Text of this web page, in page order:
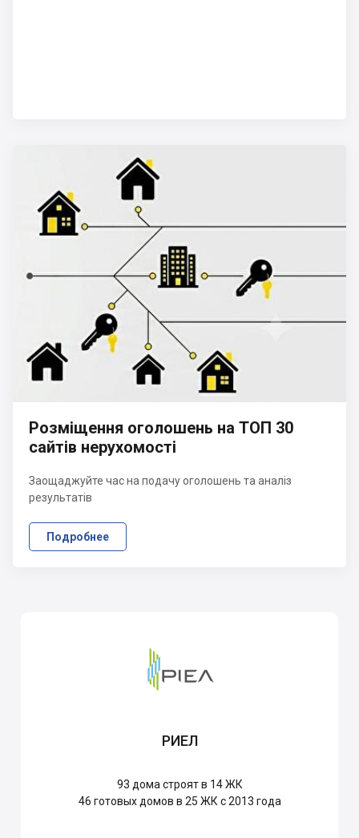
Розміщення оголошень на ТОП 30
сайтів нерухомості
Заощаджуйте час на подачу оголошень та аналіз
результатів
Подробнее
РИЕЛ
93 дома строят в 14 ЖК
46 готовых домов в 25 ЖК с 2013 года